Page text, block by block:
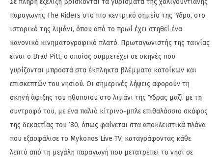
Σε πλήρη εξέλιξη βρίσκονται τα γυρίσματα της χολιγουντιανής
παραγωγής The Riders στο πιο κεντρικό σημείο της Ύδρα, στο
ιστορικό της λιμάνι, όπου από το πρωί έχει στηθεί ένα
κανονικό κινηματογραφικό πλατό. Πρωταγωνιστής της ταινίας
είναι ο Brad Pitt, ο οποίος συμμετέχει σε σκηνές που
γυρίζονται μπροστά στα έκπληκτα βλέμματα κατοίκων και
επισκεπτών του νησιού. Οι σημερινές λήψεις αφορούν τη
σκηνή άφιξης του ηθοποιού στο λιμάνι της Ύδρας μαζί με τη
σύντροφό του, με ένα παλιό κίτρινο-μπλε επιθαλάσσιο σκάφος
της δεκαετίας του ’80, όπως φαίνεται στα αποκλειστικά πλάνα
που εξασφάλισε το Mykonos Live TV, καταγράφοντας κάθε
λεπτό από τη μεγάλη παραγωγή που μετατρέπει το νησί σε